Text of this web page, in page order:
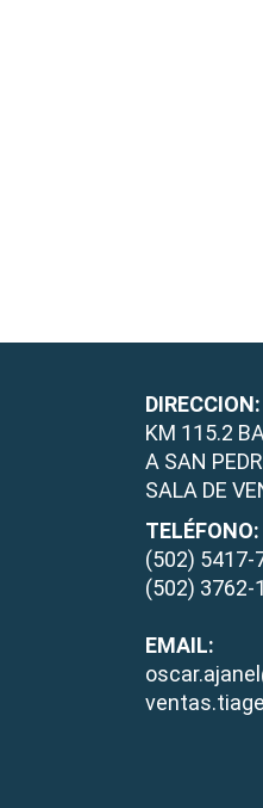
DIRECCION:
KM 115.2
A SAN
SALA DE
TELÉFONO:
(502) 5417-
(502) 3762-
EMAIL: